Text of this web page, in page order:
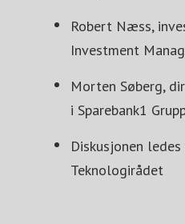
Robert Næss,
Investment
Morten Søberg,
i Sparebank1
Diskusjonen
Teknologirådet